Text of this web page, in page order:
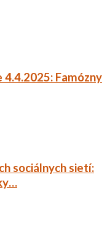
4.4.2025: Famózny
sociálnych sietí: